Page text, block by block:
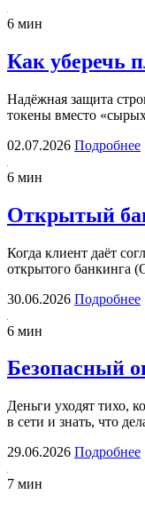
6 мин
Как уберечь
Надёжная защита
токены вместо
02.07.2026 Подробнее
6 мин
Открытый
Когда клиент даёт
открытого банкинга
30.06.2026 Подробнее
6 мин
Безопасный
Деньги уходят тихо,
в сети и знать, что
29.06.2026 Подробнее
7 мин